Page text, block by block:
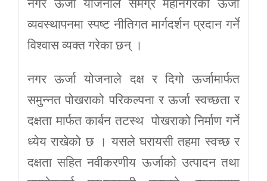
नगर ऊर्जा योजनाले समग्र महानगरको ऊर्जा
व्यवस्थापनमा स्पष्ट नीतिगत मार्गदर्शन प्रदान गर्ने
विश्वास व्यक्त गरेका छन् ।
नगर ऊर्जा योजनाले दक्ष र दिगो ऊर्जामार्फत
समुन्नत पोखराको परिकल्पना र ऊर्जा स्वच्छता र
दक्षता मार्फत कार्बन तटस्थ पोखराको निर्माण गर्ने
ध्येय राखेको छ । यसले घरायसी तहमा स्वच्छ र
दक्षता सहित नवीकरणीय ऊर्जाको उत्पादन तथा